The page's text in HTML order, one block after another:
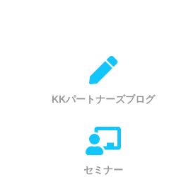
KKパートナーズブログ
セミナー